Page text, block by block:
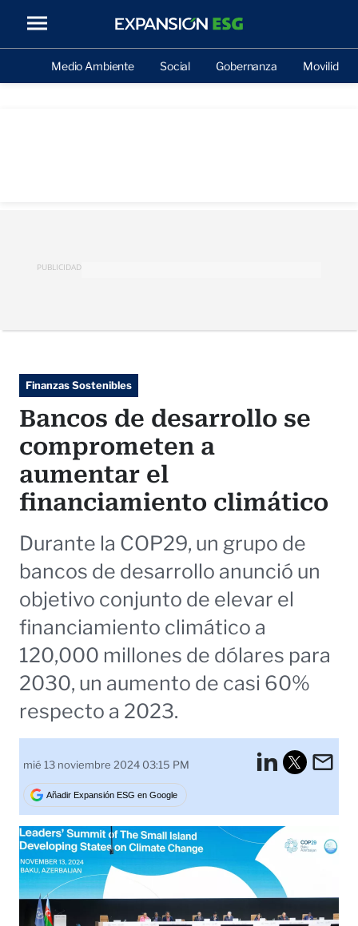
Medio Ambiente Social Gobernanza Movilidad
PUBLICIDAD
Finanzas Sostenibles
Bancos de desarrollo se
comprometen a
aumentar el
financiamiento climático
Durante la COP29, un grupo de
bancos de desarrollo anunció un
objetivo conjunto de elevar el
financiamiento climático a
120,000 millones de dólares para
2030, un aumento de casi 60%
respecto a 2023.
mié 13 noviembre 2024 03:15 PM
Añadir Expansión ESG en Google